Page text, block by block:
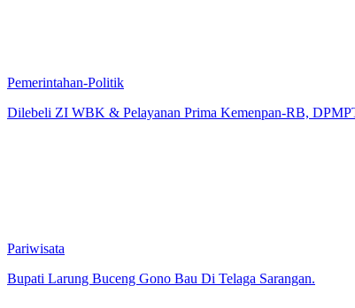
Pemerintahan-Politik
Dilebeli ZI WBK & Pelayanan Prima Kemenpan-RB,
Pariwisata
Bupati Larung Buceng Gono Bau Di Telaga Sarangan.